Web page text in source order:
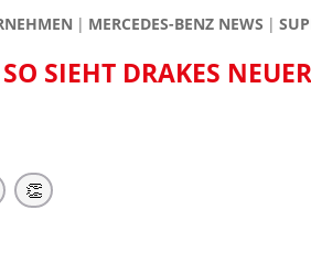
MERCEDES-BENZ NEWS
SIEHT DRAKES
👏